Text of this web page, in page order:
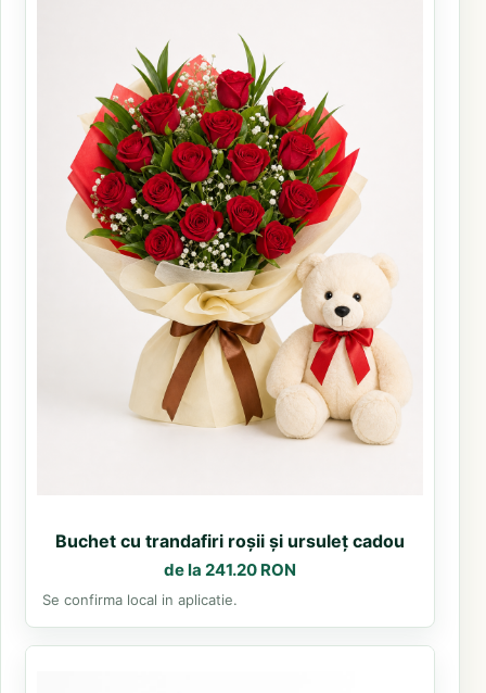
Buchet cu trandafiri roșii și ursuleț cadou
de la 241.20 RON
Se confirma local in aplicatie.